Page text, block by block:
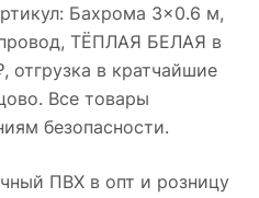
Бахрома 3×0.6 м,
ТЁПЛАЯ БЕЛАЯ в
отгрузка в кратчайшие
Все товары
безопасности.
ПВХ в опт и розницу